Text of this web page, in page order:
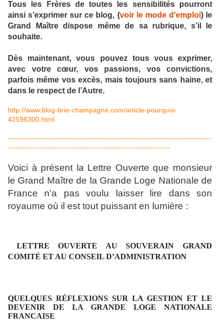
Tous les Frères de toutes les sensibilités pourront
ainsi s’exprimer sur ce blog, (voir le mode d'emploi) le
Grand Maître dispose même de sa rubrique, s’il le
souhaite.
Dès maintenant, vous pouvez tous vous exprimer,
avec votre cœur, vos passions, vos convictions,
parfois même vos excès, mais toujours sans haine, et
dans le respect de l’Autre.
http://www.blog-brie-champagne.com/article-pourquoi-
42598300.html
-----------------------------------------------------------------------------------
------------------------------------------------------------------
Voici à présent la Lettre Ouverte que monsieur
le Grand Maître de la Grande Loge Nationale de
France n'a pas voulu laisser lire dans son
royaume où il est tout puissant en lumière :
LETTRE OUVERTE AU SOUVERAIN GRAND
COMITÉ ET AU CONSEIL D’ADMINISTRATION
QUELQUES RÉFLEXIONS SUR LA GESTION ET LE
DEVENIR DE LA GRANDE LOGE NATIONALE
FRANCAISE